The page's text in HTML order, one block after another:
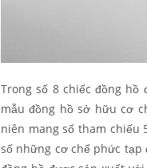
Trong số 8 chiếc đồng hồ
mẫu đồng hồ sở hữu cơ
niên mang số tham chiếu
số những cơ chế phức